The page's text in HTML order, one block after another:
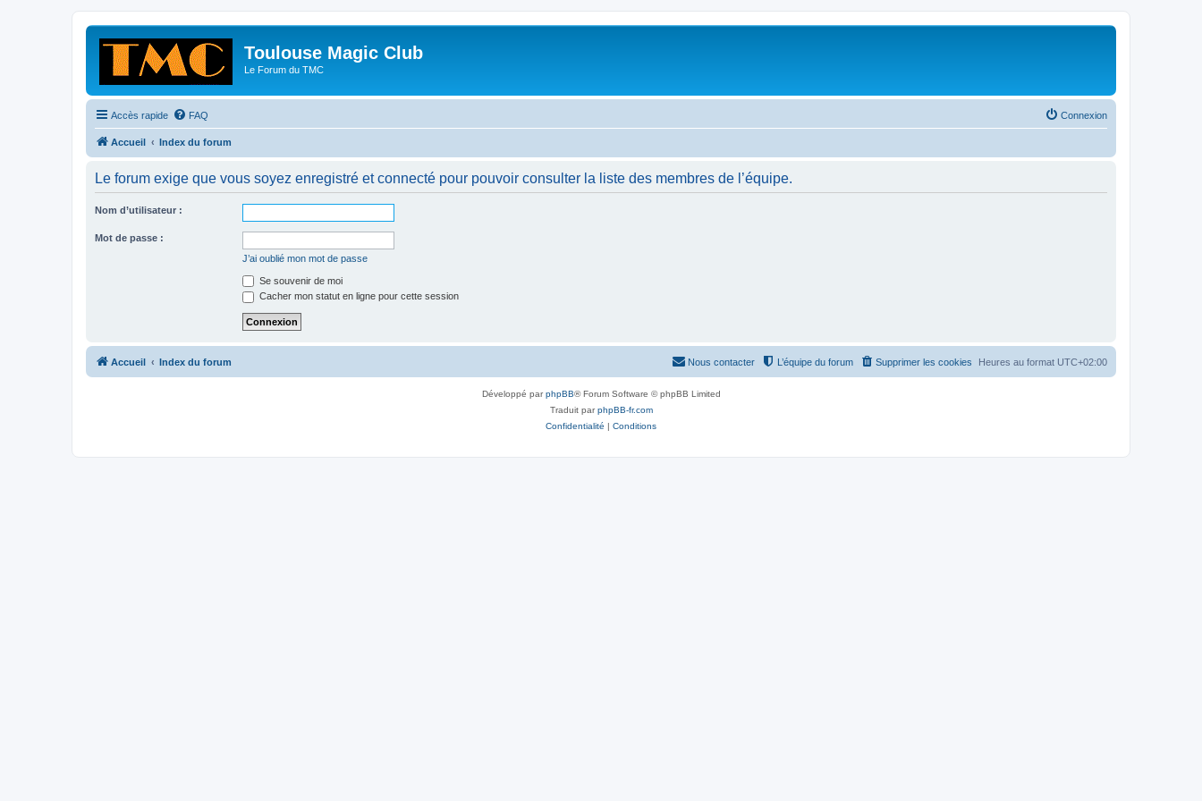
Toulouse Magic Club
Le Forum du TMC
Accès rapide FAQ Connexion
Accueil Index du forum
Le forum exige que vous soyez enregistré et connecté pour pouvoir consulter la liste des membres de l’équipe.
Nom d’utilisateur :
Mot de passe :
J’ai oublié mon mot de passe
Se souvenir de moi
Cacher mon statut en ligne pour cette session
Accueil Index du forum Heures au format UTC+02:00
Supprimer les cookies
L’équipe du forum
Nous contacter
Développé parphpBB® Forum Software © phpBB Limited
Traduit parphpBB-fr.com
Confidentialité | Conditions